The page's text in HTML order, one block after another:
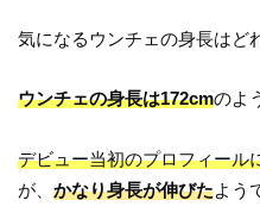
気になるウンチェの身長はど
ウンチェの身長は172cmのよ
デビュー当初のプロフィール
が、かなり身長が伸びたよう